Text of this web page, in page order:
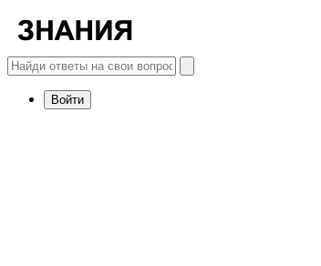
Войти